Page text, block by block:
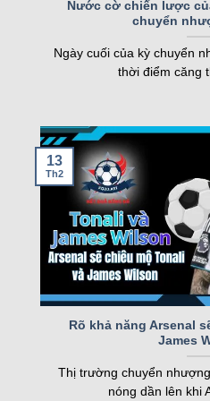
FT
Juventus
SCU
nghiệp, kqbd ngày càng
mình.
Các tính năng nổi
Một số tính năng
Trang web sở hữu nhiều
ứng nhu cầu của cả
Nước cờ chiến lược
chuyển
Ngày cuối của kỳ chuyển
thời điểm căng
Rõ khả năng Arsenal
James
Thị trường chuyển
nóng dần lên khi
13
Th2